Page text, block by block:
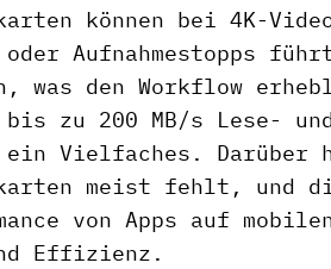
können bei 4K-
Aufnahmestopps
was den Workflow
zu 200 MB/s Lese-
Vielfaches. Darüber
meist fehlt, und
von Apps auf
Effizienz.